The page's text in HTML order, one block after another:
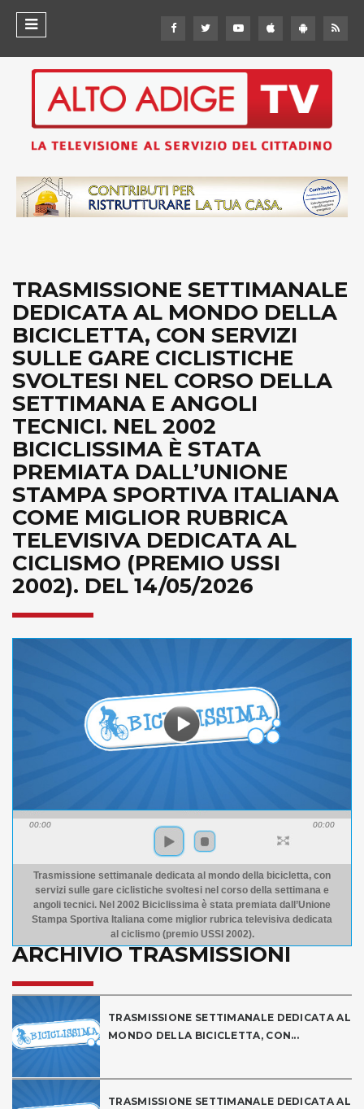
TRASMISSIONE SETTIMANALE
DEDICATA AL MONDO DELLA
BICICLETTA, CON SERVIZI
SULLE GARE CICLISTICHE
SVOLTESI NEL CORSO DELLA
SETTIMANA E ANGOLI
TECNICI. NEL 2002
BICICLISSIMA È STATA
PREMIATA DALL’UNIONE
STAMPA SPORTIVA ITALIANA
COME MIGLIOR RUBRICA
TELEVISIVA DEDICATA AL
CICLISMO (PREMIO USSI
2002). DEL 14/05/2026
00:00 00:00
Trasmissione settimanale dedicata al mondo della bicicletta, con
servizi sulle gare ciclistiche svoltesi nel corso della settimana e
angoli tecnici. Nel 2002 Biciclissima è stata premiata dall’Unione
Stampa Sportiva Italiana come miglior rubrica televisiva dedicata
al ciclismo (premio USSI 2002).
ARCHIVIO TRASMISSIONI
TRASMISSIONE SETTIMANALE DEDICATA AL
MONDO DELLA BICICLETTA, CON...
TRASMISSIONE SETTIMANALE DEDICATA AL